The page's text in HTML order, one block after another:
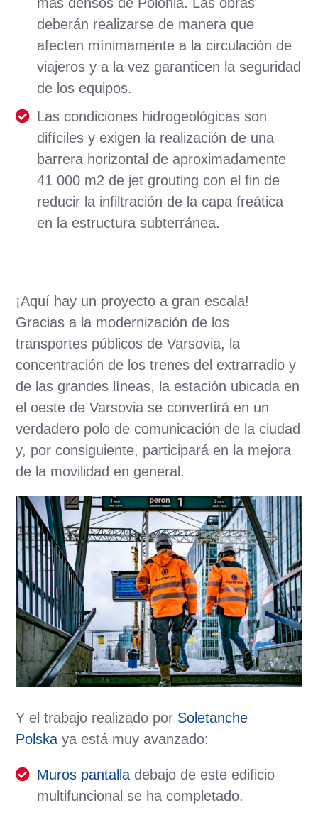
deberán realizarse de manera que
afecten mínimamente a la circulación de
viajeros y a la vez garanticen la seguridad
de los equipos.
Las condiciones hidrogeológicas son
difíciles y exigen la realización de una
barrera horizontal de aproximadamente
41 000 m2 de jet grouting con el fin de
reducir la infiltración de la capa freática
en la estructura subterránea.
¡Aquí hay un proyecto a gran escala!
Gracias a la modernización de los
transportes públicos de Varsovia, la
concentración de los trenes del extrarradio y
de las grandes líneas, la estación ubicada en
el oeste de Varsovia se convertirá en un
verdadero polo de comunicación de la ciudad
y, por consiguiente, participará en la mejora
de la movilidad en general.
Y el trabajo realizado por Soletanche
Polska ya está muy avanzado:
Muros pantalla debajo de este edificio
multifuncional se ha completado.